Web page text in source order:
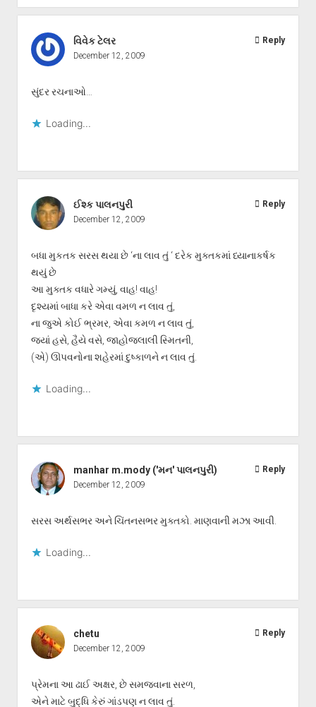
વિવેક ટેલર
December 12, 2009
સુંદર રચનાઓ…
Loading...
Reply
ઈશ્ક પાલનપુરી
December 12, 2009
બધા મુકતક સરસ થયા છે ‘ના લાવ તું ‘ દરેક મુક્તકમાં ધ્યાનાકર્ષક
થયું છે
આ મુક્તક વધારે ગમ્યું, વાહ! વાહ!
દૃશ્યમાં બાધા કરે એવા વમળ ન લાવ તું,
ના જુએ કોઈ ભ્રમર, એવા કમળ ન લાવ તું,
જ્યાં હસે, હૈયે વસે, જાહોજલાલી સ્મિતની,
(એ) ઊપવનોના શહેરમાં દુષ્કાળને ન લાવ તું.
Loading...
Reply
manhar m.mody ('મન' પાલનપુરી)
December 12, 2009
સરસ અર્થસભર અને ચિંતનસભર મુક્તકો. માણવાની મઝા આવી.
Loading...
Reply
chetu
December 12, 2009
પ્રેમના આ ઢાઈ અક્ષર, છે સમજવાના સરળ,
એને માટે બુદ્ધિ કેરું ગાંડપણ ન લાવ તું.
Reply